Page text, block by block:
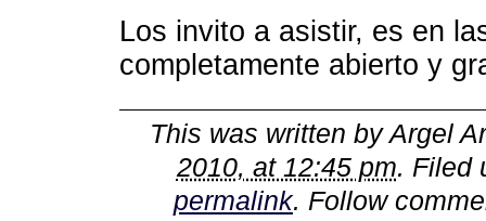
Los invito a asistir, es en
completamente abierto y
This was written byArgel
2010, at 12:45 pm. Filed
permalink. Follow